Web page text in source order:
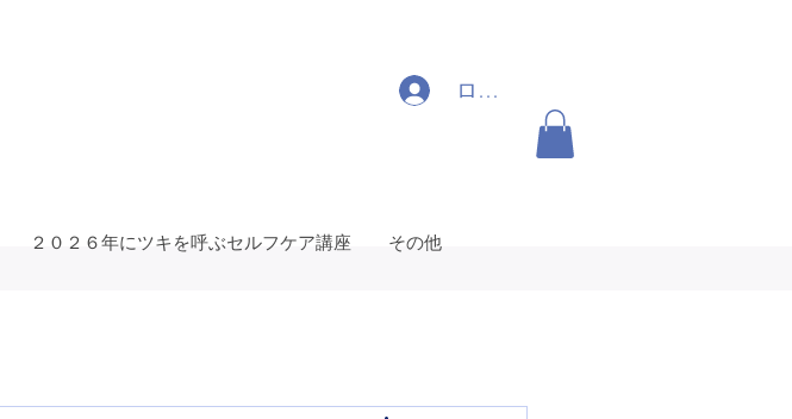
ログイン
２０２６年にツキを呼ぶセルフケア講座 その他